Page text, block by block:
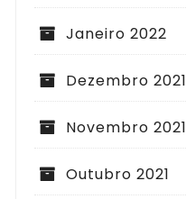
Janeiro 2022
Dezembro 2021
Novembro 2021
Outubro 2021